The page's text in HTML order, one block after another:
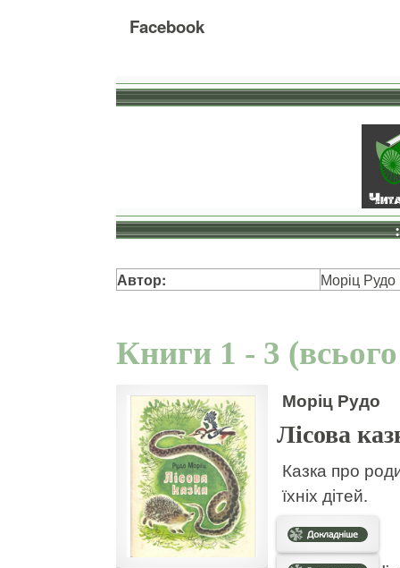
Facebook
Автор: Моріц Рудо
Книги 1 - 3
Моріц Рудо
Лісова
Казка про
їхніх дітей.